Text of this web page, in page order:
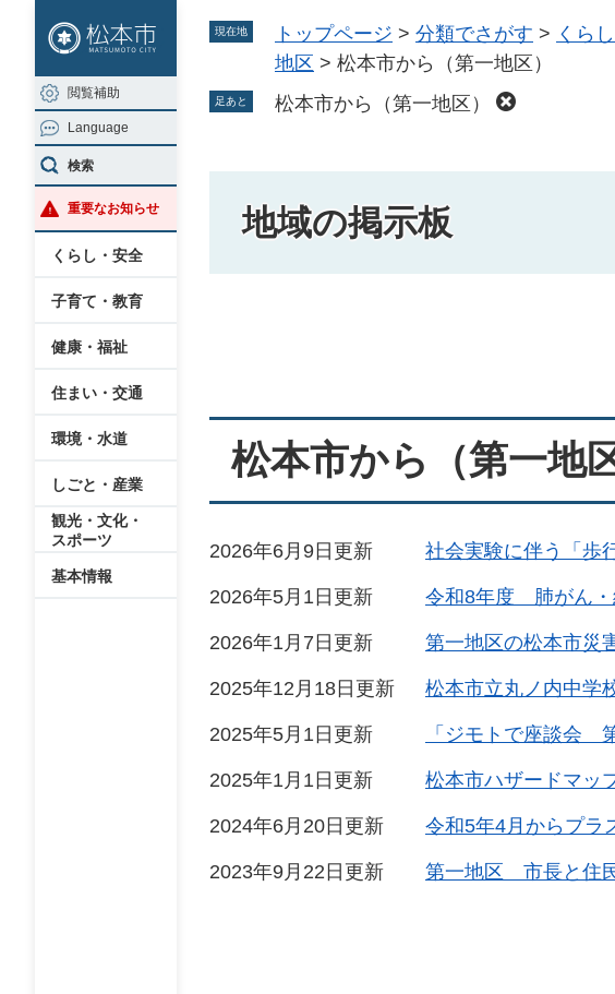
ジ
の
先
頭
で
す
ュ
ー
を
飛
ば
し
閲覧補助
Language
検索
重要なお知らせ
くらし・安全
子育て・教育
健康・福祉
住まい・交通
環境・水道
しごと・産業
観光・文化・
スポーツ
基本情報
現在地 トップページ > 分類でさがす > くら
地区 > 松本市から（第一地区）
足あと 松本市から（第一地区）
地域の掲示板
松本市から（第一地区
2026年6月9日更新 社会実験に伴う「歩
2026年5月1日更新 令和8年度 肺がん・
2026年1月7日更新 第一地区の松本市災
2025年12月18日更新 松本市立丸ノ内中学
2025年5月1日更新 「ジモトで座談会
2025年1月1日更新 松本市ハザードマッ
2024年6月20日更新 令和5年4月からプラ
2023年9月22日更新 第一地区 市長と住